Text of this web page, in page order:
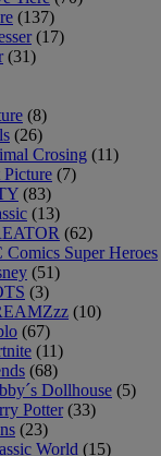
(137)
(17)
(31)
(8)
(26)
Crosing (11)
(7)
(83)
(13)
(62)
Comics Super Heroes
(51)
(3)
(10)
(67)
(11)
(68)
Dollhouse (5)
Potter (33)
(23)
World (15)